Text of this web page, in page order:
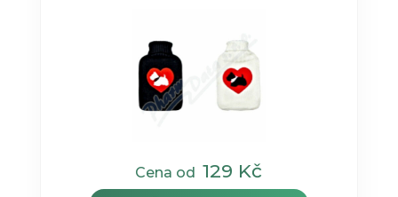
Cena od129 Kč